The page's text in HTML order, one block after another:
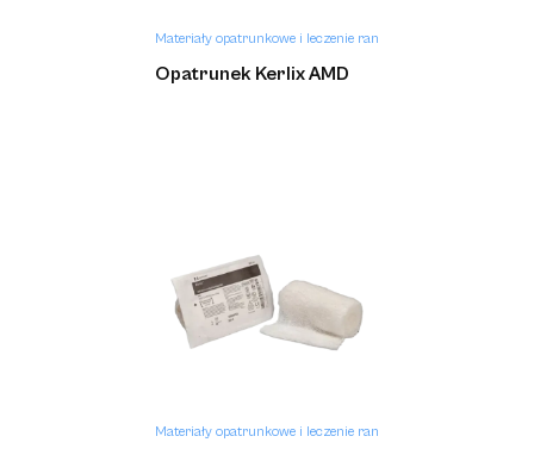
Materiały opatrunkowe i leczenie ran
Opatrunek Kerlix AMD
Materiały opatrunkowe i leczenie ran